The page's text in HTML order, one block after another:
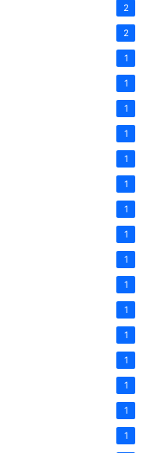
2
2
1
1
1
1
1
1
1
1
1
1
1
1
1
1
1
1